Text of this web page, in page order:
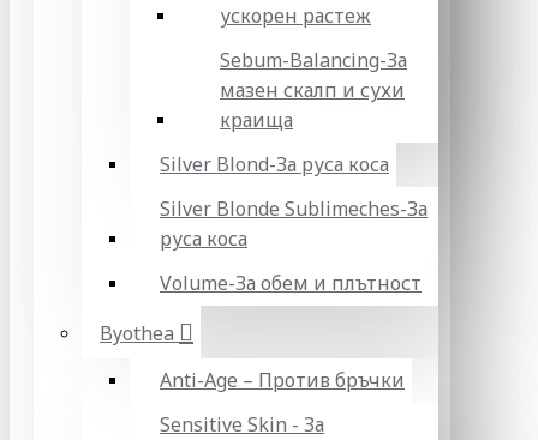
ускорен растеж
Sebum-Balancing-За
мазен скалп и сухи
краища
Silver Blond-За руса коса
Silver Blonde Sublіmeches-За
руса коса
Volume-За обем и плътност
Byothea
Anti-Age – Против бръчки
Sensitive Skin - За